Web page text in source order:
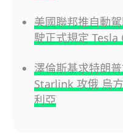
美國聯邦推自動
駛正式規定
澤倫斯基求特朗
Starlink 攻俄 烏
利亞